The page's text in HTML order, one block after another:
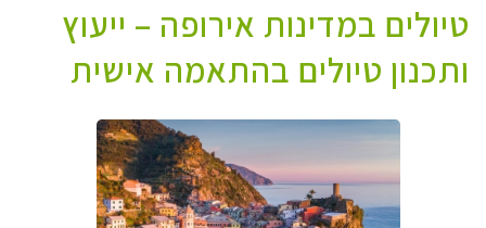
טיולים במדינות אירופה – ייעוץ
ותכנון טיולים בהתאמה אישית